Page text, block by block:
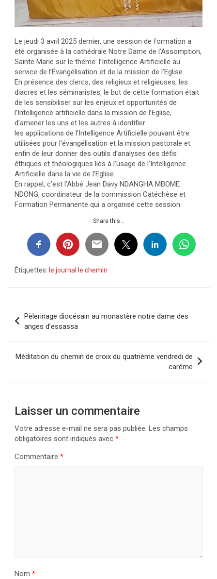
Le jeudi 3 avril 2025 dernier, une session de formation a
été organisée à la cathédrale Notre Dame de l’Assomption,
Sainte Marie sur le thème: l’Intelligence Artificielle au
service de l’Évangélisation et de la mission de l’Eglise.
En présence des clercs, des religieux et religieuses, les
diacres et les séminaristes, le but de cette formation était
de les sensibiliser sur les enjeux et opportunités de
l’Intelligence artificielle dans la mission de l’Eglise,
d’amener les uns et les autres à identifier
les applications de l’Intelligence Artificielle pouvant être
utilisées pour l’évangélisation et la mission pastorale et
enfin de leur donner des outils d’analyses des défis
éthiques et théologiques liés à l’usage de l’Intelligence
Artificielle dans la vie de l’Eglise.
En rappel, c’est l’Abbé Jean Davy NDANGHA MBOME
NDONG, coordinateur de la commission Catéchèse et
Formation Permanente qui a organisé cette session.
Share this...
Étiquettes: le journal le chemin
de
l’article
Pèlerinage diocésain au monastère notre dame des
anges d’essassa
Méditation du chemin de croix du quatrième vendredi de
carême
Laisser un commentaire
Votre adresse e-mail ne sera pas publiée. Les champs
obligatoires sont indiqués avec *
Commentaire *
Nom *